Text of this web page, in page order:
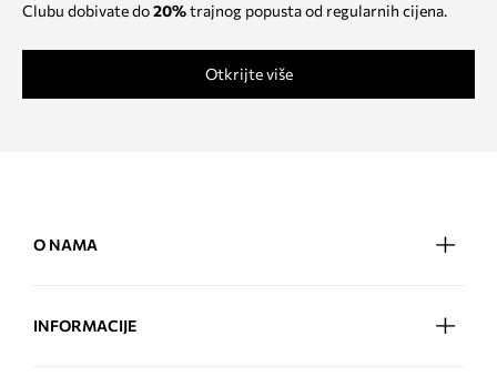
Clubu dobivate do20%trajnog popusta od regularnih cijena.
Otkrijte više
O NAMA
INFORMACIJE